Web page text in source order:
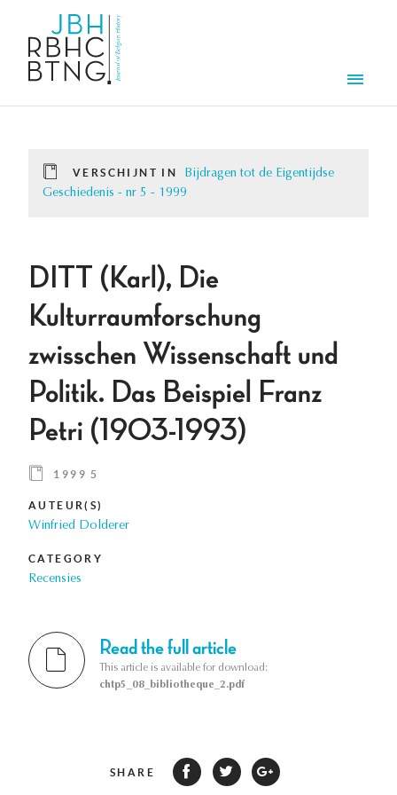
VERSCHIJNT IN
Bijdragen tot de Eigentijdse
Geschiedenis - nr 5 - 1999
DITT (Karl), Die
Kulturraumforschung
zwisschen Wissenschaft und
Politik. Das Beispiel Franz
Petri (1903-1993)
1999 5
AUTEUR(S)
Winfried Dolderer
CATEGORY
Recensies
Read the full article
This article is available for download:
chtp5_08_bibliotheque_2.pdf
SHARE